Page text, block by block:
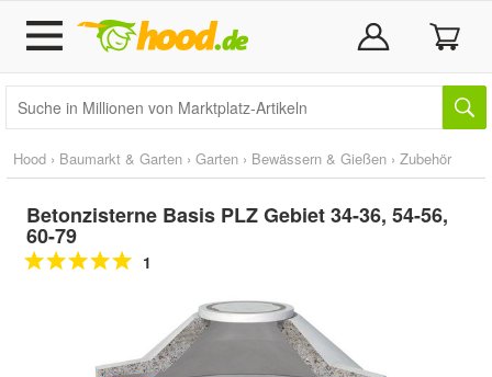
Hood › Baumarkt & Garten › Garten › Bewässern & Gießen › Zubehör
Betonzisterne Basis PLZ Gebiet 34-36, 54-56,
60-79
1